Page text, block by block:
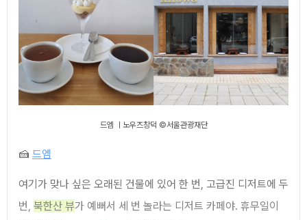
드엠 ㅣ노우즈창덕 ©서울관광재단
🍰 드엠
여기가 맞나 싶은 오래된 건물에 있어 한 번, 고급진 디저트에 두
번, 북한산 뷰가 예뻐서 세 번 놀라는 디저트 카페야. 휴무일이